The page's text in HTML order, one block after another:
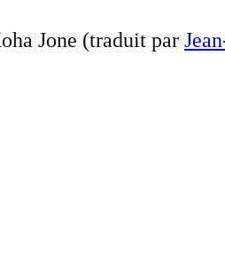
Jone (traduit par